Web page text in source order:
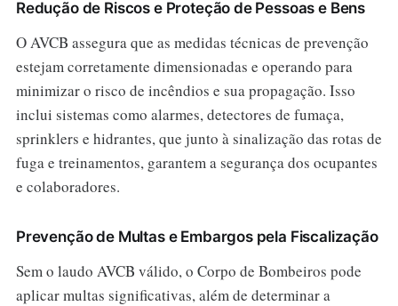
Redução de Riscos e Proteção de Pessoas e Bens
O AVCB assegura que as medidas técnicas de prevenção
estejam corretamente dimensionadas e operando para
minimizar o risco de incêndios e sua propagação. Isso
inclui sistemas como alarmes, detectores de fumaça,
sprinklers e hidrantes, que junto à sinalização das rotas de
fuga e treinamentos, garantem a segurança dos ocupantes
e colaboradores.
Prevenção de Multas e Embargos pela Fiscalização
Sem o laudo AVCB válido, o Corpo de Bombeiros pode
aplicar multas significativas, além de determinar a